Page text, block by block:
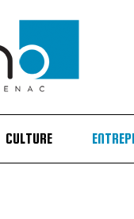
CULTURE